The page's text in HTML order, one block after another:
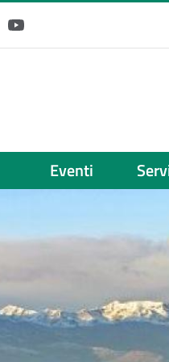
YouTube
Eventi